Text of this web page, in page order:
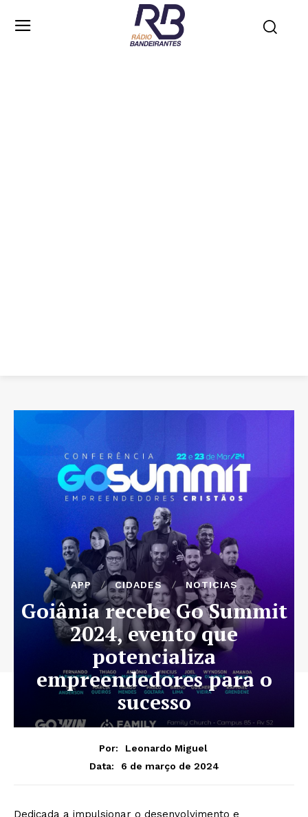
APP CIDADES NOTICIAS
Goiânia recebe Go Summit
2024, evento que
potencializa
empreendedores para o
sucesso
Por:
Leonardo Miguel
Data:
6 de março de 2024
Dedicada a impulsionar o desenvolvimento e